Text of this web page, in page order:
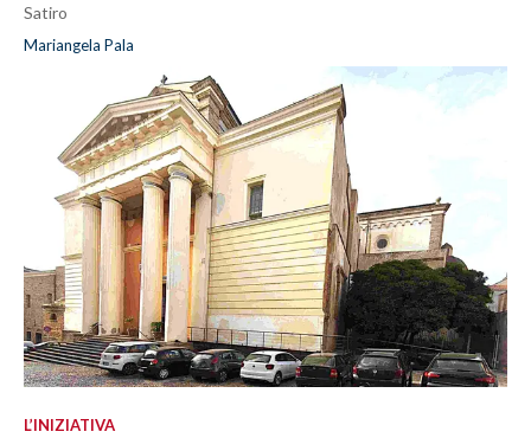
Satiro
Mariangela Pala
L’INIZIATIVA